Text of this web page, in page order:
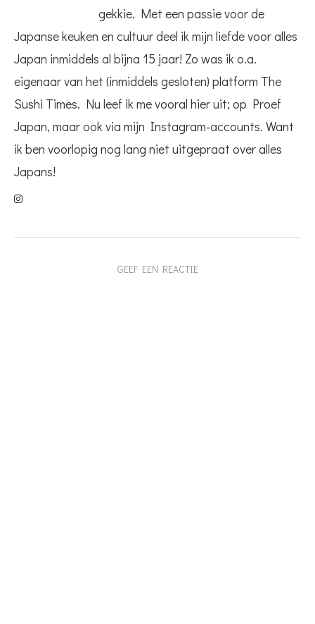
gekkie. Met een passie voor de
Japanse keuken en cultuur deel ik mijn liefde voor alles
Japan inmiddels al bijna 15 jaar! Zo was ik o.a.
eigenaar van het (inmiddels gesloten) platform The
Sushi Times. Nu leef ik me vooral hier uit; op Proef
Japan, maar ook via mijn Instagram-accounts. Want
ik ben voorlopig nog lang niet uitgepraat over alles
Japans!
GEEF EEN REACTIE